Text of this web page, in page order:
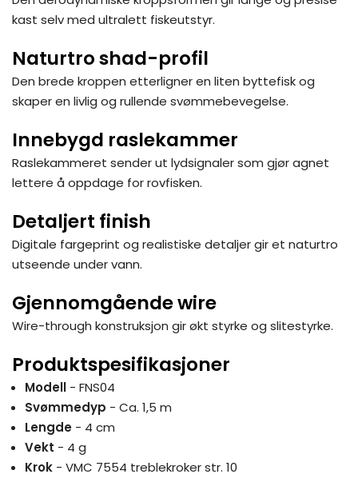
kast selv med ultralett fiskeutstyr.
Naturtro shad-profil
Den brede kroppen etterligner en liten byttefisk og
skaper en livlig og rullende svømmebevegelse.
Innebygd raslekammer
Raslekammeret sender ut lydsignaler som gjør agnet
lettere å oppdage for rovfisken.
Detaljert finish
Digitale fargeprint og realistiske detaljer gir et naturtro
utseende under vann.
Gjennomgående wire
Wire-through konstruksjon gir økt styrke og slitestyrke.
Produktspesifikasjoner
Modell - FNS04
Svømmedyp - Ca. 1,5 m
Lengde - 4 cm
Vekt - 4 g
Krok - VMC 7554 treblekroker str. 10